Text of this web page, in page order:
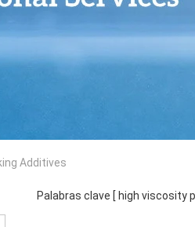
Additives
Palabras clave [ high viscosity